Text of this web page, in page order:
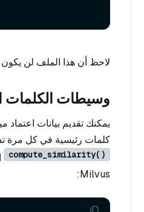
لاحظ أن هذا الملف لن
وسيطات الكلمات
يمكنك تقديم بيانات
كلمات رئيسية في كل مرة
compute_similarity()
Milvus: